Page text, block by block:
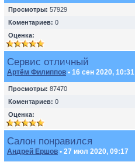
Просмотры: 57929
Коментариев: 0
Оценка:
Сервис отличный
Артём Филиппов • 16 сен 2020, 10:31
Просмотры: 87470
Коментариев: 0
Оценка:
Салон понравился
Андрей Ершов • 27 июл 2020, 09:17